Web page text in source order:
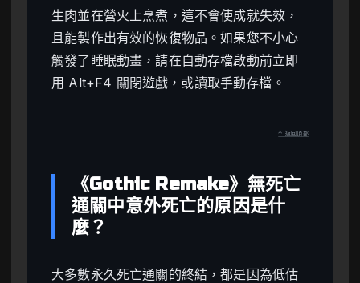
生肉並在營火上烹煮，這不會使成就失效，
且能製作出有效的恢復物品。如果您不小心
觸發了睡眠動畫，請在自動存檔啟動前立即
用 Alt+F4 關閉遊戲，或讀取手動存檔。
↑ 返回頂部
《Gothic Remake》無死亡
通關中意外死亡的原因是什
麼？
大多數永久死亡通關的終結，都是因為低估